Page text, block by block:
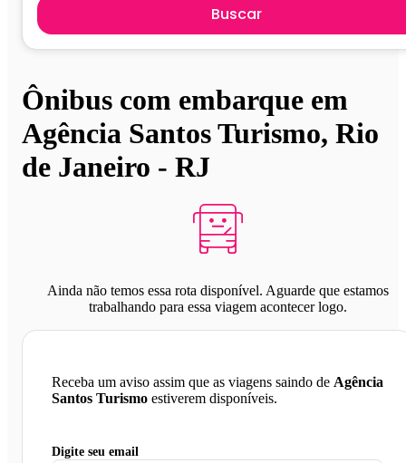
Buscar
Ônibus com embarque em
Agência Santos Turismo, Rio
de Janeiro - RJ
Ainda não temos essa rota disponível. Aguarde que estamos
trabalhando para essa viagem acontecer logo.
Receba um aviso assim que as viagens saindo de Agência
Santos Turismo estiverem disponíveis.
Digite seu email